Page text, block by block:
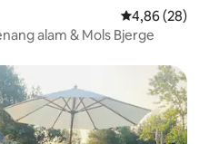
Nilai rata-rata
4,86 (28)
alam & Mols Bjerge